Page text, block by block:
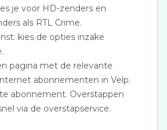
je voor HD-zenders en
als RTL Crime.
kies de opties inzake
pagina met de relevante
abonnementen in Velp.
abonnement. Overstappen
via de overstapservice.